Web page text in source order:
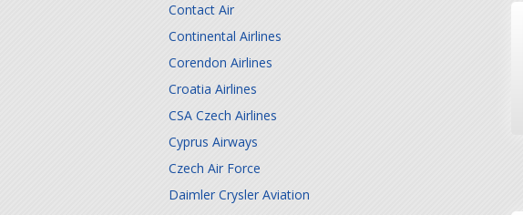
Contact Air
Continental Airlines
Corendon Airlines
Croatia Airlines
CSA Czech Airlines
Cyprus Airways
Czech Air Force
Daimler Crysler Aviation